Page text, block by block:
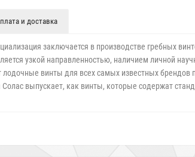
и доставка
заключается в производстве гребных
узкой направленностью, наличием личной
винты для всех самых известных брендов
выпускает, как винты, которые содержат